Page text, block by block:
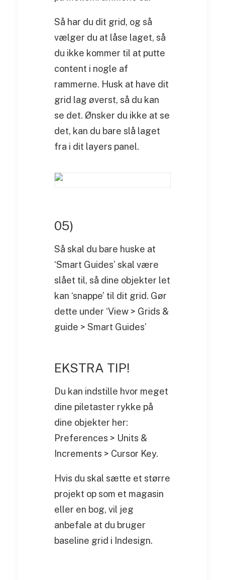
Så har du dit grid, og så
vælger du at låse laget, så
du ikke kommer til at putte
content i nogle af
rammerne. Husk at have dit
grid lag øverst, så du kan
se det. Ønsker du ikke at se
det, kan du bare slå laget
fra i dit layers panel.
05)
Så skal du bare huske at
‘Smart Guides’ skal være
slået til, så dine objekter let
kan ‘snappe’ til dit grid. Gør
dette under ‘View > Grids &
guide > Smart Guides’
EKSTRA TIP!
Du kan indstille hvor meget
dine piletaster rykke på
dine objekter her:
Preferences > Units &
Increments > Cursor Key.
Hvis du skal sætte et større
projekt op som et magasin
eller en bog, vil jeg
anbefale at du bruger
baseline grid i Indesign.